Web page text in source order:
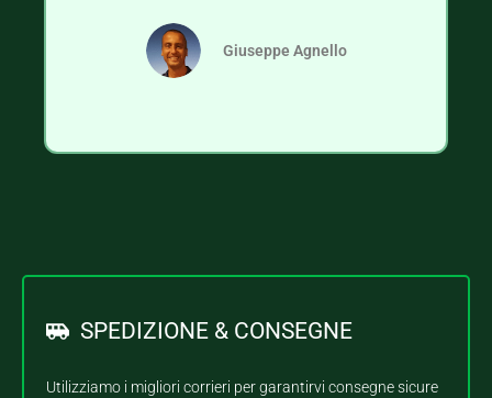
Giuseppe Agnello
SPEDIZIONE & CONSEGNE
Utilizziamo i migliori corrieri per garantirvi consegne sicure